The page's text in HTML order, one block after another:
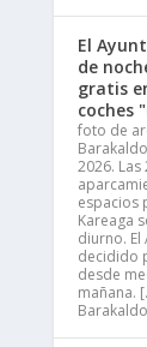
El
de
gratis
coches
foto de
2026.
espacios
Kareaga
diurno.
decidido
desde
mañana.